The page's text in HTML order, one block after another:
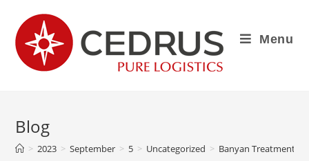
Menu
Blog
> 2023 > September > 5 > Uncategorized > Banyan Treatment